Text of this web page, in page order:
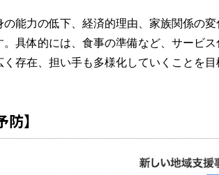
能力の低下、経済的理由、家族関係の
具体的には、食事の準備など、サービ
存在、担い手も多様化していくことを目
】